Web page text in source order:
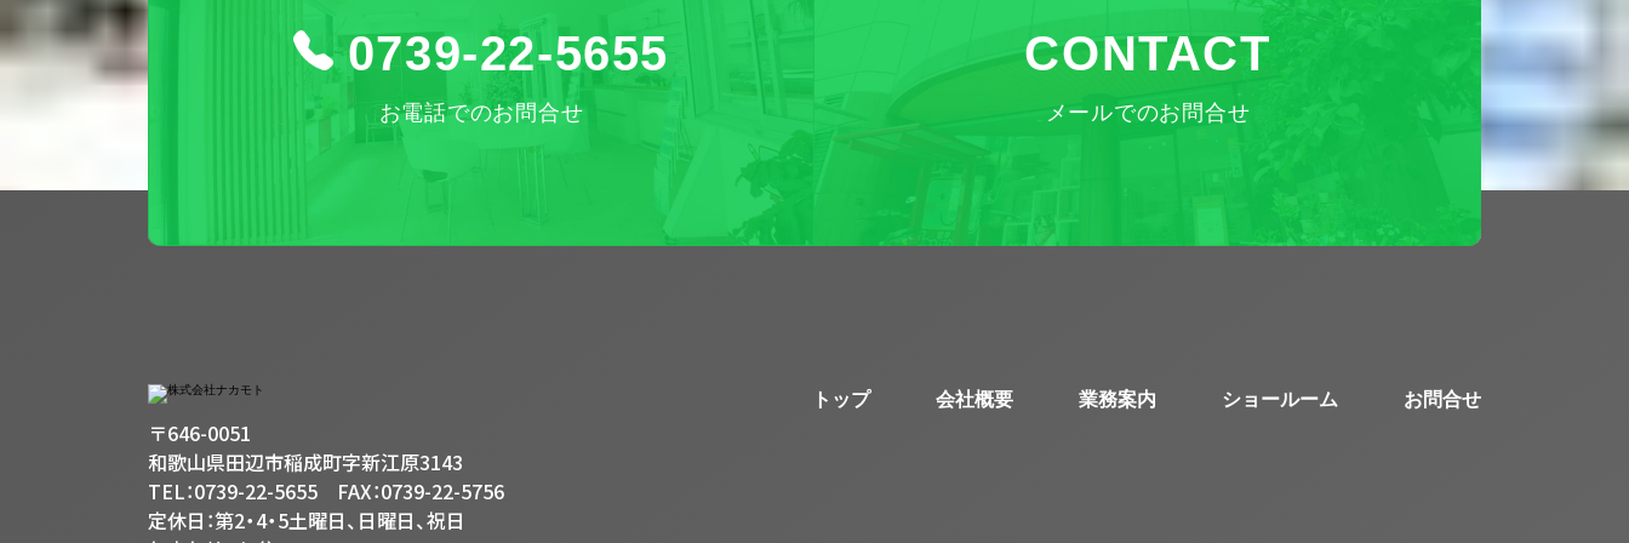
0739-22-5655
お電話でのお問合せ
CONTACT
メールでのお問合せ
〒646-0051
和歌山県田辺市稲成町字新江原3143
TEL：0739-22-5655 FAX：0739-22-5756
定休日：第2・4・5土曜日、日曜日、祝日
トップ 会社概要 業務案内 ショールーム お問合せ